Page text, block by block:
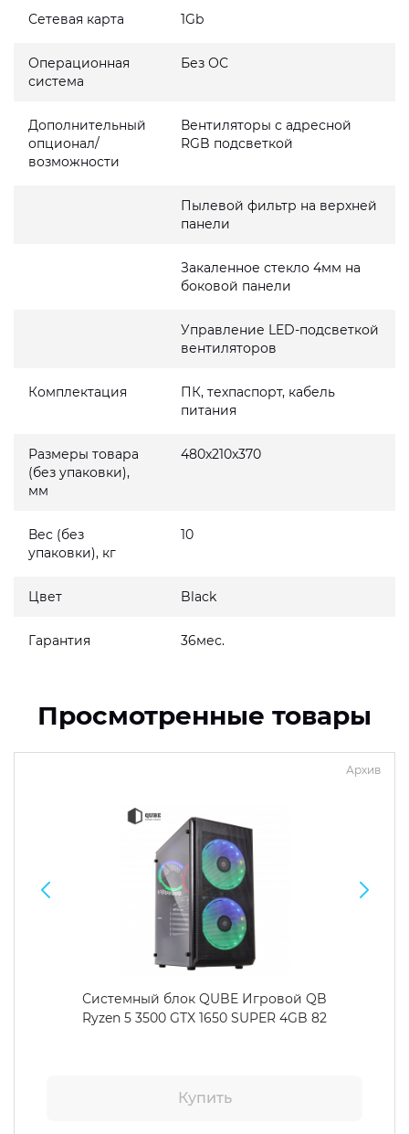
Сетевая карта 1Gb
Операционная
система
Без ОС
Дополнительный
опционал/
возможности
Вентиляторы с адресной
RGB подсветкой
Пылевой фильтр на верхней
панели
Закаленное стекло 4мм на
боковой панели
Управление LED-подсветкой
вентиляторов
Комплектация
ПК, техпаспорт, кабель
питания
Размеры товара
(без упаковки),
мм
480x210x370
Вес (без
упаковки), кг
10
Цвет Black
Гарантия 36мес.
Просмотренные товары
Архив
Системный блок QUBE Игровой QB
Ryzen 5 3500 GTX 1650 SUPER 4GB 82
Купить